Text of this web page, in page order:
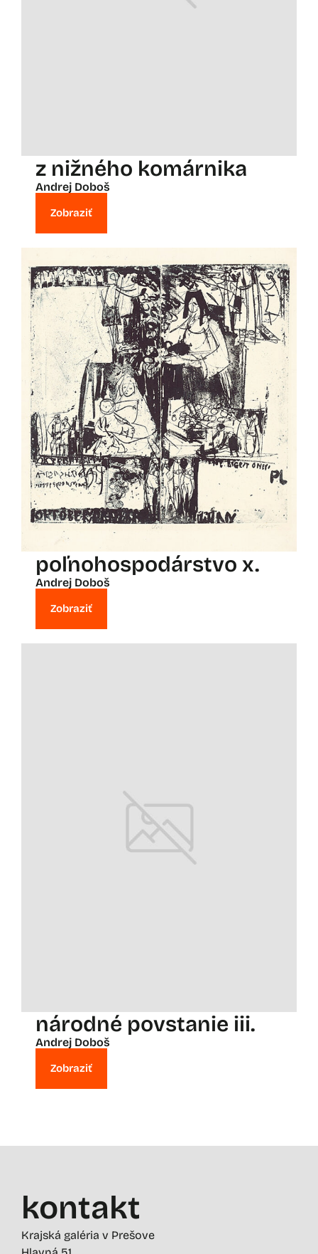
z nižného komárnika
Andrej Doboš
Zobraziť
poľnohospodárstvo x.
Andrej Doboš
Zobraziť
národné povstanie iii.
Andrej Doboš
Zobraziť
kontakt
Krajská galéria v Prešove